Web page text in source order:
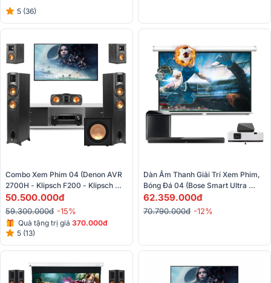
5 (36)
Combo Xem Phim 04 (Denon AVR
2700H - Klipsch F200 - Klipsch
C200 - Klipsch B100 - R101SW)
50.500.000đ
59.300.000đ -15%
Quà tặng trị giá 370.000đ
5 (13)
Dàn Âm Thanh Giải Trí Xem Phim,
Bóng Đá 04 (Bose Smart Ultra
Soundbar, Bose Bass Module 700,
SMX MX - L351X,…)
62.359.000đ
70.790.000đ -12%